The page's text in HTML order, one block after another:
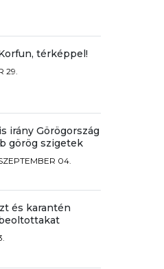
térképpel!
29.
irány Görögország
görög szigetek
04.
és karantén